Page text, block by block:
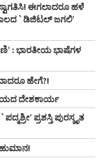
ಈಗಲಾದರೂ ಹಳೆ
`ಡಿಜಿಟಲ್‌ ಜಗಲಿ’
: ಭಾರತೀಯ ಭಾಷೆಗಳ
ಹೇಗೆ?!
ದೇಶಕಾರ್ಯ
ಪ್ರಶಸ್ತಿ ಪುರಸ್ಕೃತ